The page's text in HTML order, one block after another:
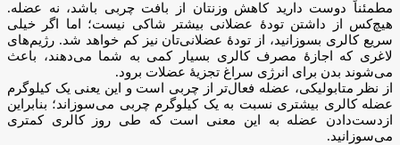
مطمئناً دوست دارید کاهش وزنتان از بافت چربی باشد، نه عضله.
هیچ‌کس از داشتن تودهٔ عضلانی بیشتر شاکی نیست؛ اما اگر خیلی
سریع کالری بسوزانید، از تودهٔ عضلانی‌تان نیز کم خواهد شد. رژیم‌های
لاغری که اجازهٔ مصرف کالری بسیار کمی به شما می‌دهند، باعث
می‌شوند بدن برای انرژی سراغ تجزیهٔ عضلات برود.
از نظر متابولیکی، عضله فعال‌تر از چربی است و این یعنی یک کیلوگرم
عضله کالری بیشتری نسبت به یک کیلوگرم چربی می‌سوزاند؛ بنابراین
ازدست‌دادن عضله به این معنی است که طی روز کالری کمتری
می‌سوزانید.